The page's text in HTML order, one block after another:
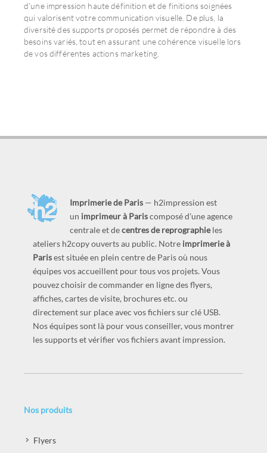
d'une impression haute définition et de finitions soignées
qui valorisent votre communication visuelle. De plus, la
diversité des supports proposés permet de répondre à des
besoins variés, tout en assurant une cohérence visuelle lors
de vos différentes actions marketing.
Imprimerie de Paris — h2impression est
un imprimeur à Pariscomposé d'une agence
centrale et decentres de reprographieles
ateliers h2copy ouverts au public. Notre imprimerie à
Parisest située en plein centre de Paris où nous
équipes vos accueillent pour tous vos projets. Vous
pouvez choisir de commander en ligne des flyers,
affiches, cartes de visite, brochures etc. ou
directement sur place avec vos fichiers sur clé USB.
Nos équipes sont là pour vous conseiller, vous montrer
les supports et vérifier vos fichiers avant impression.
Nos produits
Flyers